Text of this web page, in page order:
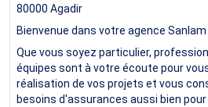
80000 Agadir
Bienvenue dans votre agence Sanlam
Que vous soyez particulier,
équipes sont à votre écoute pour
réalisation de vos projets et vous
besoins d'assurances aussi bien